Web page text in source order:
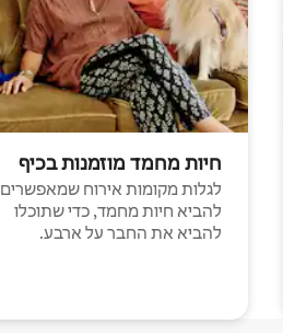
חיות מחמד מוזמנות בכיף
לגלות מקומות אירוח שמאפשרים
להביא חיות מחמד, כדי שתוכלו
להביא את החבר על ארבע.